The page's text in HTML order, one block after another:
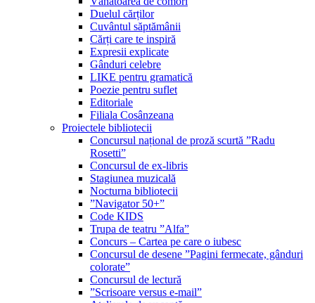
Duelul cărților
Cuvântul săptămânii
Cărți care te inspiră
Expresii explicate
Gânduri celebre
LIKE pentru gramatică
Poezie pentru suflet
Editoriale
Filiala Cosânzeana
Proiectele bibliotecii
Concursul național de proză scurtă ”Radu
Rosetti”
Concursul de ex-libris
Stagiunea muzicală
Nocturna bibliotecii
”Navigator 50+”
Code KIDS
Trupa de teatru ”Alfa”
Concurs – Cartea pe care o iubesc
Concursul de desene ”Pagini fermecate, gânduri
colorate”
Concursul de lectură
”Scrisoare versus e-mail”